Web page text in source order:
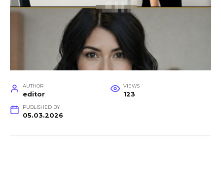
AUTHOR
editor
VIEWS
123
PUBLISHED BY
05.03.2026